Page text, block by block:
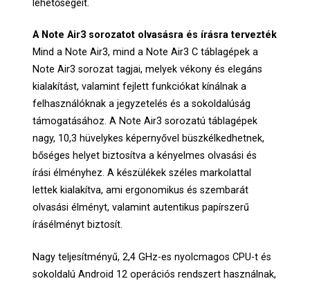
lehetőségeit.
A Note Air3 sorozatot olvasásra és írásra tervezték
Mind a Note Air3, mind a Note Air3 C táblagépek a
Note Air3 sorozat tagjai, melyek vékony és elegáns
kialakítást, valamint fejlett funkciókat kínálnak a
felhasználóknak a jegyzetelés és a sokoldalúság
támogatásához. A Note Air3 sorozatú táblagépek
nagy, 10,3 hüvelykes képernyővel büszkélkedhetnek,
bőséges helyet biztosítva a kényelmes olvasási és
írási élményhez. A készülékek széles markolattal
lettek kialakítva, ami ergonomikus és szembarát
olvasási élményt, valamint autentikus papírszerű
írásélményt biztosít.
Nagy teljesítményű, 2,4 GHz-es nyolcmagos CPU-t és
sokoldalú Android 12 operációs rendszert használnak,